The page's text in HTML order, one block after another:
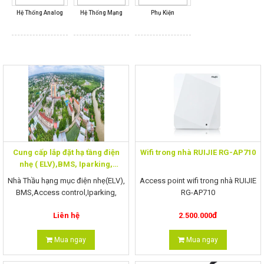
Máy Chiếu
Linh kiện máy tính
Hệ Thống Giám Sát
Kiểm Soát Ra Vào
Chuông Cửa Có Hình
Thiết Bị Hạ Tầng
Hội Nghị Truyền Hình
Hệ Thống Analog Hệ Thống Mạng Phụ Kiện
Cung cấp lắp đặt hạ tầng điện
nhẹ ( ELV),BMS, Iparking,
Access control
Nhà Thầu hạng mục điện nhẹ(ELV),
BMS,Access control,Iparking,
Liên hệ
Mua ngay
Wifi trong nhà RUIJIE RG-AP710
Access point wifi trong nhà RUIJIE
RG-AP710
- Tốc độ lên đến 1167Mbps.
- Hỗ trợ 2 băng tần:
2.500.000đ
Mua ngay